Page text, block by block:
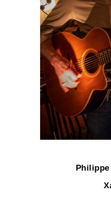
Philippe